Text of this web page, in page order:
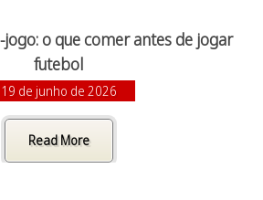
o que comer antes de jogar
futebol
19 de junho de 2026
Read More